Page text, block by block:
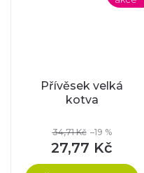
Přívěsek velká
kotva
34,71 Kč –19 %
27,77 Kč